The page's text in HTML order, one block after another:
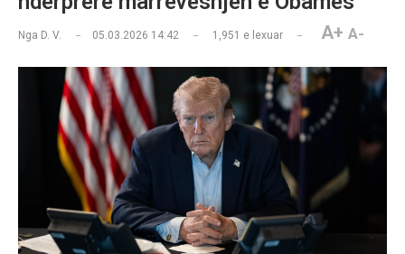
Nga D. V. 05.03.2026 14:42 1,951 e lexuar A+ A-